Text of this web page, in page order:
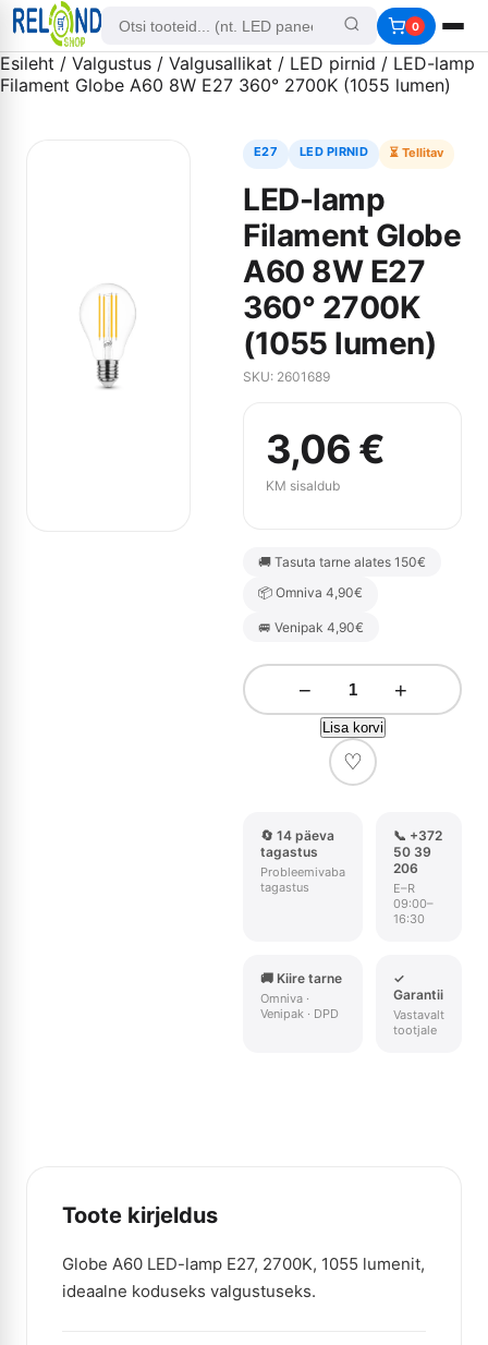
0
Esileht / Valgustus / Valgusallikat / LED pirnid / LED-lamp
Filament Globe A60 8W E27 360° 2700K (1055 lumen)
E27 LED PIRNID ⏳ Tellitav
LED-lamp
Filament Globe
A60 8W E27
360° 2700K
(1055 lumen)
SKU: 2601689
3,06 €
KM sisaldub
🚚 Tasuta tarne alates 150€
📦 Omniva 4,90€
🚐 Venipak 4,90€
− +
Lisa korvi
♡
🔄 14 päeva
tagastus
Probleemivaba
tagastus
📞 +372
50 39
206
E–R
09:00–
16:30
🚚 Kiire tarne
Omniva ·
Venipak · DPD
✓
Garantii
Vastavalt
tootjale
Toote kirjeldus
Globe A60 LED-lamp E27, 2700K, 1055 lumenit,
ideaalne koduseks valgustuseks.